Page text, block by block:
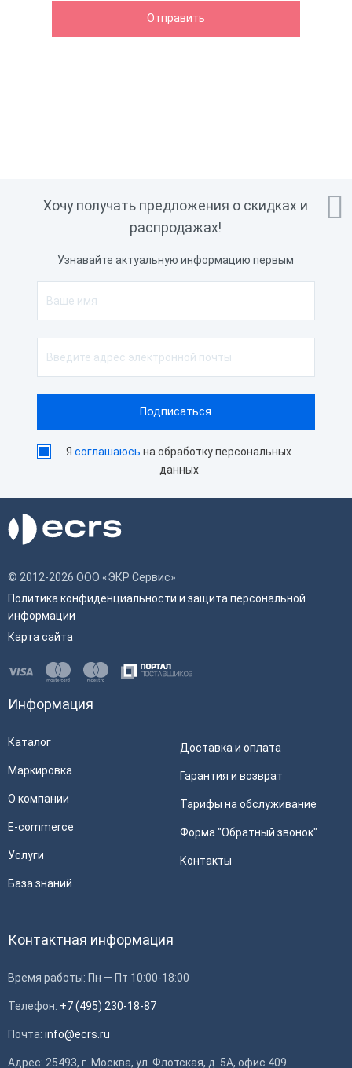

Хочу получать предложения о скидках и
распродажах!
Узнавайте актуальную информацию первым
Ясоглашаюсь на обработку персональных
данных
© 2012-2026 ООО «ЭКР Сервис»
Политика конфиденциальности и защита персональной
информации
Карта сайта
Информация
Каталог
Маркировка
О компании
E-commerce
Услуги
База знаний
Доставка и оплата
Гарантия и возврат
Тарифы на обслуживание
Форма "Обратный звонок"
Контакты
Контактная информация
Время работы: Пн — Пт 10:00-18:00
Телефон: +7 (495) 230-18-87
Почта: info@ecrs.ru
Адрес: 25493, г. Москва, ул. Флотская, д. 5А, офис 409